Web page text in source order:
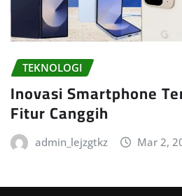
TEKNOLOGI
Inovasi Smartphone
Fitur Canggih
admin_lejzgtkz Mar 2,